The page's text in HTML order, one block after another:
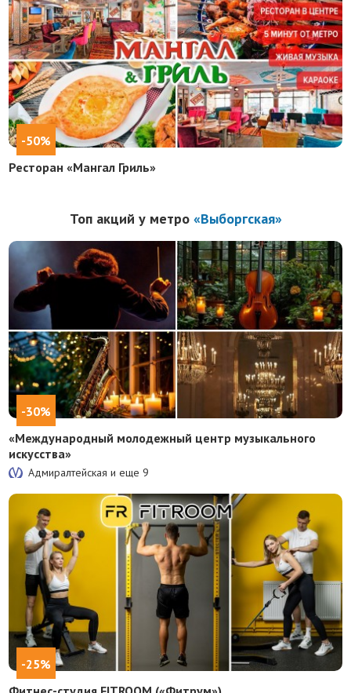
-50%
Ресторан «Мангал Гриль»
Топ акций у метро «Выборгская»
-30%
«Международный молодежный центр музыкального
искусства»
Адмиралтейская и еще 9
-25%